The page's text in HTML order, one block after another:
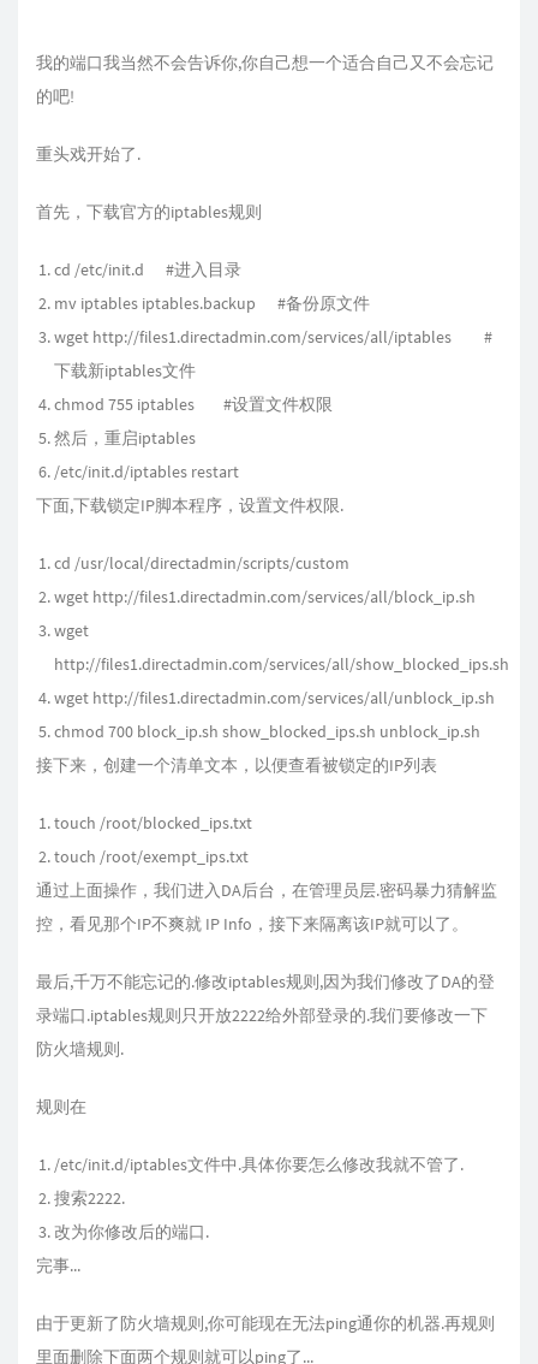
我的端口我当然不会告诉你,你自己想一个适合自己又不会忘记
的吧!
重头戏开始了.
首先，下载官方的iptables规则
cd /etc/init.d #进入目录
mv iptables iptables.backup #备份原文件
wget http://files1.directadmin.com/services/all/iptables #
下载新iptables文件
chmod 755 iptables #设置文件权限
然后，重启iptables
/etc/init.d/iptables restart
下面,下载锁定IP脚本程序，设置文件权限.
cd /usr/local/directadmin/scripts/custom
wget http://files1.directadmin.com/services/all/block_ip.sh
wget
http://files1.directadmin.com/services/all/show_blocked_ips.sh
wget http://files1.directadmin.com/services/all/unblock_ip.sh
chmod 700 block_ip.sh show_blocked_ips.sh unblock_ip.sh
接下来，创建一个清单文本，以便查看被锁定的IP列表
touch /root/blocked_ips.txt
touch /root/exempt_ips.txt
通过上面操作，我们进入DA后台，在管理员层.密码暴力猜解监
控，看见那个IP不爽就 IP Info，接下来隔离该IP就可以了。
最后,千万不能忘记的.修改iptables规则,因为我们修改了DA的登
录端口.iptables规则只开放2222给外部登录的.我们要修改一下
防火墙规则.
规则在
/etc/init.d/iptables文件中.具体你要怎么修改我就不管了.
搜索2222.
改为你修改后的端口.
完事...
由于更新了防火墙规则,你可能现在无法ping通你的机器.再规则
里面删除下面两个规则就可以ping了...